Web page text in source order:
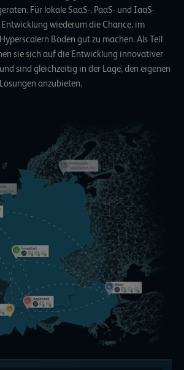
Für lokale SaaS-, PaaS- und IaaS-
wiederum die Chance, im
Boden gut zu machen. Als Teil
sie sich auf die Entwicklung innovativer
sind gleichzeitig in der Lage, den eigenen
anzubieten.